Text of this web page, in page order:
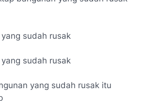
sudah rusak
sudah rusak
yang sudah rusak itu